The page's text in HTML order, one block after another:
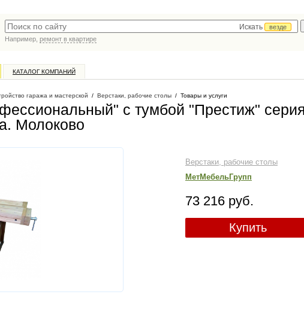
Искать
везде
Например, ремонт в квартире
КАТАЛОГ КОМПАНИЙ
гаража и мастерской / Верстаки, рабочие столы / Товары и услуги
с тумбой "Престиж" серия
. Молоково
Верстаки, рабочие столы
МетМебельГрупп
73 216 руб.
Купить